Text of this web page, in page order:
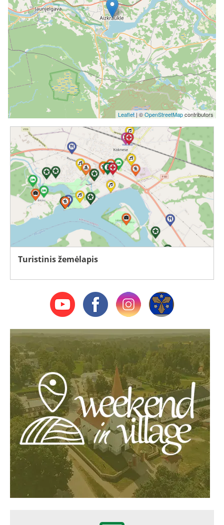
Leaflet| ©OpenStreetMapcontributors
Turistinis žemėlapis